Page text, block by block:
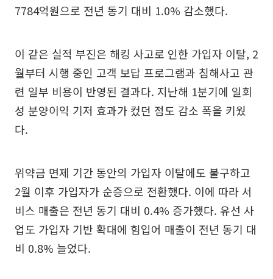
7784억원으로 전년 동기 대비 1.0% 감소했다.
이 같은 실적 부진은 해킹 사고로 인한 가입자 이탈, 2
월부터 시행 중인 고객 보답 프로그램과 침해사고 관
련 일부 비용이 반영된 결과다. 지난해 1분기에 일회
성 분양이익 기저 효과가 컸던 점도 감소 폭을 키웠
다.
위약금 면제 기간 동안의 가입자 이탈에도 불구하고
2월 이후 가입자가 순증으로 전환했다. 이에 따라 서
비스 매출은 전년 동기 대비 0.4% 증가했다. 유선 사
업도 가입자 기반 확대에 힘입어 매출이 전년 동기 대
비 0.8% 늘었다.